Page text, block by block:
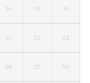
14 15 16
21 22 23
28 29 30